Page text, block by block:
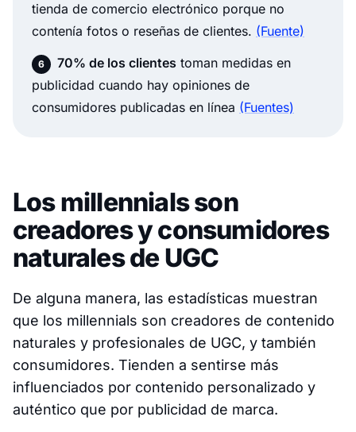
tienda de comercio electrónico porque no
contenía fotos o reseñas de clientes. (Fuente)
70% de los clientes toman medidas en
publicidad cuando hay opiniones de
consumidores publicadas en línea (Fuentes)
Los millennials son
creadores y consumidores
naturales de UGC
De alguna manera, las estadísticas muestran
que los millennials son creadores de contenido
naturales y profesionales de UGC, y también
consumidores. Tienden a sentirse más
influenciados por contenido personalizado y
auténtico que por publicidad de marca.